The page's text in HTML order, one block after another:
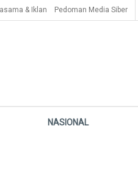
& Iklan Pedoman Media Siber
NASIONAL